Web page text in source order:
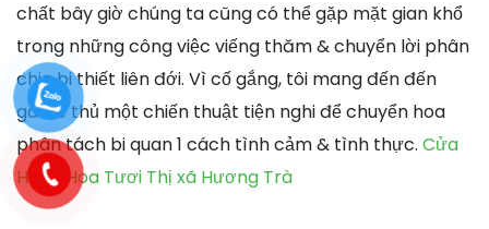
chất bây giờ chúng ta cũng có thể gặp mặt gian khổ
trong những công việc viếng thăm & chuyển lời phân
chia bi thiết liên đới. Vì cố gắng, tôi mang đến đến
game thủ một chiến thuật tiện nghi để chuyển hoa
phân tách bi quan 1 cách tình cảm & tình thực. Cửa
Hàng Hoa Tươi Thị xã Hương Trà